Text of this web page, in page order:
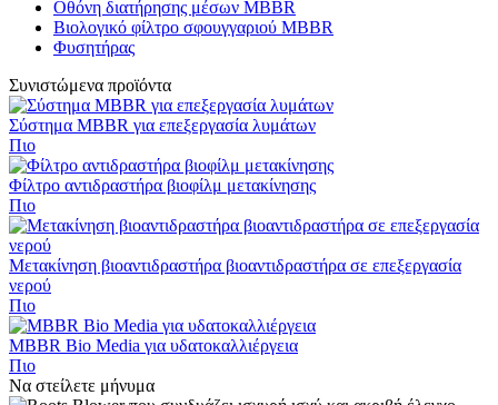
Οθόνη διατήρησης μέσων MBBR
Βιολογικό φίλτρο σφουγγαριού MBBR
Φυσητήρας
Συνιστώμενα προϊόντα
Σύστημα MBBR για επεξεργασία λυμάτων
Πιο
Φίλτρο αντιδραστήρα βιοφίλμ μετακίνησης
Πιο
Μετακίνηση βιοαντιδραστήρα βιοαντιδραστήρα σε επεξεργασία
νερού
Πιο
MBBR Bio Media για υδατοκαλλιέργεια
Πιο
Να στείλετε μήνυμα